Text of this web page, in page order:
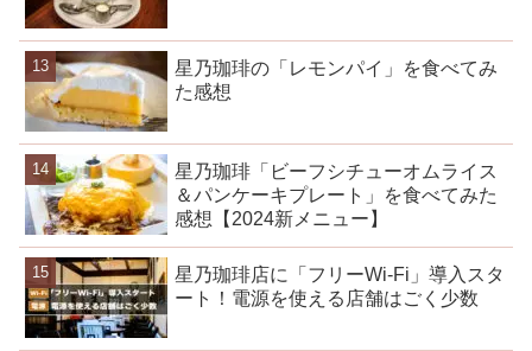
星乃珈琲の「レモンパイ」を食べてみ
た感想
星乃珈琲「ビーフシチューオムライス
＆パンケーキプレート」を食べてみた
感想【2024新メニュー】
星乃珈琲店に「フリーWi-Fi」導入スタ
ート！電源を使える店舗はごく少数